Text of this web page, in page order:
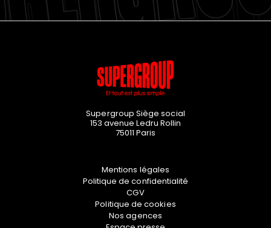
Supergroup Siège social
153 avenue Ledru Rollin
75011 Paris
Mentions légales
Politique de confidentialité
CGV
Politique de cookies
Nos agences